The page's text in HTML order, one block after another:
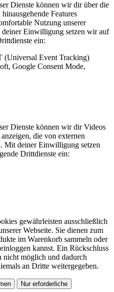
Dienste können wir dir über die
Features
Nutzung unserer
Einwilligung setzen wir auf
ein:
(Universal Event Tracking)
Google Consent Mode,
Dienste können wir dir Videos
die von externen
Mit deiner Einwilligung setzen
Drittdienste ein:
gewährleisten ausschließlich
Webseite. Sie dienen zum
im Warenkorb sammeln oder
kannst. Ein Rückschluss
nicht möglich und dadurch
an Dritte weitergegeben.
Nur erforderliche